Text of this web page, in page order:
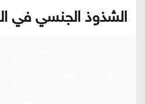
الشذوذ الجنسي في